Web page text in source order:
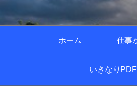
ホーム 仕事
いきなりPDF